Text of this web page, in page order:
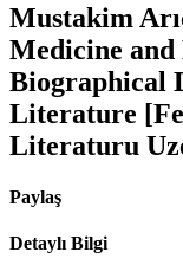
Mustakim
Medicine
Biographical
Literature
Literaturu
Paylaş
Detaylı Bilgi